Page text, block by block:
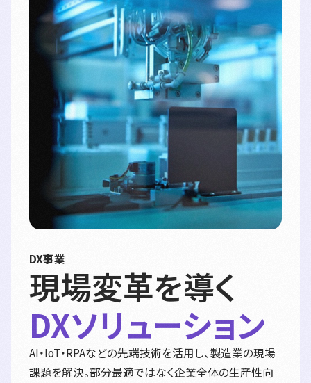
DX事業
現場変革を導く
DXソリューション
AI・IoT・RPAなどの先端技術を活用し、製造業の現場
課題を解決。部分最適ではなく企業全体の生産性向